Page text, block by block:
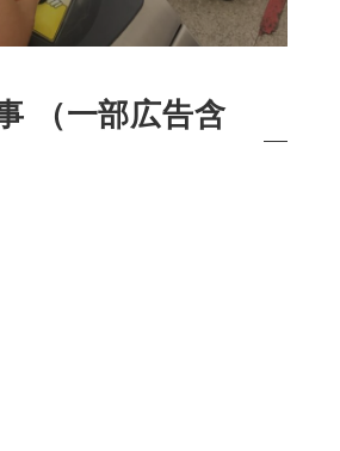
（一部広告含